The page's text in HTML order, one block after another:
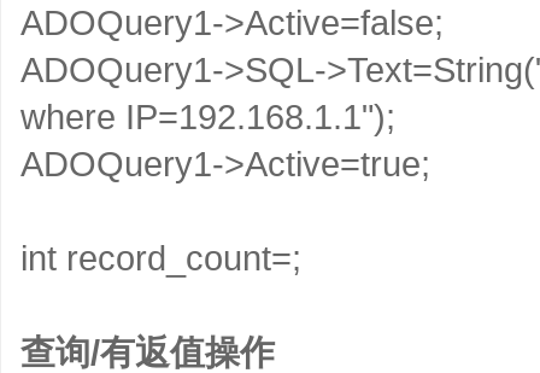
ADOQuery1->Active=false;
ADOQuery1->SQL-
where IP=192.168.1.1");
ADOQuery1->Active=true;
int record_count=;
查询/有返值操作